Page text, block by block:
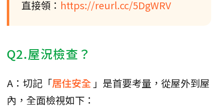
直接領： https://reurl.cc/5DgWRV
Q2.屋況檢查？
A：切記「居住安全 」是首要考量，從屋外到屋
內，全面檢視如下：